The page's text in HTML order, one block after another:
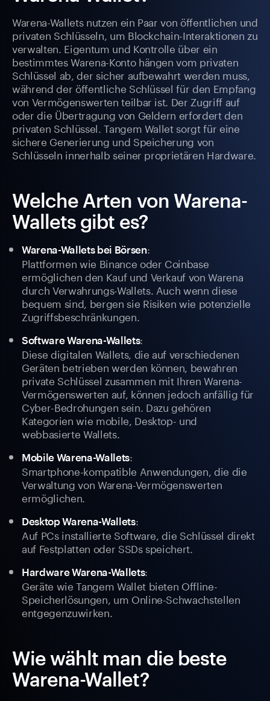
Warena-Wallets nutzen ein Paar von öffentlichen und
privaten Schlüsseln, um Blockchain-Interaktionen zu
verwalten. Eigentum und Kontrolle über ein
bestimmtes Warena-Konto hängen vom privaten
Schlüssel ab, der sicher aufbewahrt werden muss,
während der öffentliche Schlüssel für den Empfang
von Vermögenswerten teilbar ist. Der Zugriff auf
oder die Übertragung von Geldern erfordert den
privaten Schlüssel. Tangem Wallet sorgt für eine
sichere Generierung und Speicherung von
Schlüsseln innerhalb seiner proprietären Hardware.
Welche Arten von Warena-
Wallets gibt es?
Warena-Wallets bei Börsen:
Plattformen wie Binance oder Coinbase
ermöglichen den Kauf und Verkauf von Warena
durch Verwahrungs-Wallets. Auch wenn diese
bequem sind, bergen sie Risiken wie potenzielle
Zugriffsbeschränkungen.
Software Warena-Wallets:
Diese digitalen Wallets, die auf verschiedenen
Geräten betrieben werden können, bewahren
private Schlüssel zusammen mit Ihren Warena-
Vermögenswerten auf, können jedoch anfällig für
Cyber-Bedrohungen sein. Dazu gehören
Kategorien wie mobile, Desktop- und
webbasierte Wallets.
Mobile Warena-Wallets:
Smartphone-kompatible Anwendungen, die die
Verwaltung von Warena-Vermögenswerten
ermöglichen.
Desktop Warena-Wallets:
Auf PCs installierte Software, die Schlüssel direkt
auf Festplatten oder SSDs speichert.
Hardware Warena-Wallets:
Geräte wie Tangem Wallet bieten Offline-
Speicherlösungen, um Online-Schwachstellen
entgegenzuwirken.
Wie wählt man die beste
Warena-Wallet?